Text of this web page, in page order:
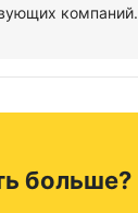
компаний.
больше?